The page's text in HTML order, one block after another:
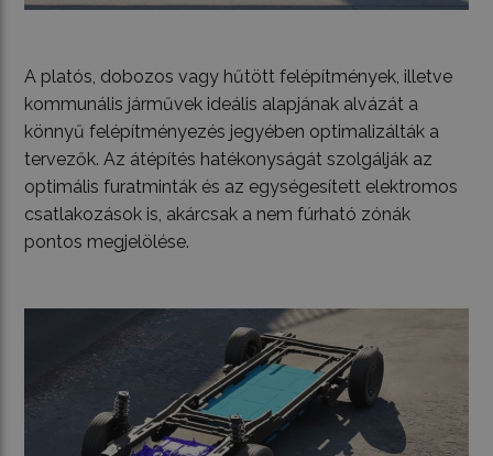
A platós, dobozos vagy hűtött felépítmények, illetve
kommunális járművek ideális alapjának alvázát a
könnyű felépítményezés jegyében optimalizálták a
tervezők. Az átépítés hatékonyságát szolgálják az
optimális furatminták és az egységesített elektromos
csatlakozások is, akárcsak a nem fúrható zónák
pontos megjelölése.